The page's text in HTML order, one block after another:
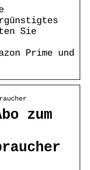
Sie
Prime und
zum